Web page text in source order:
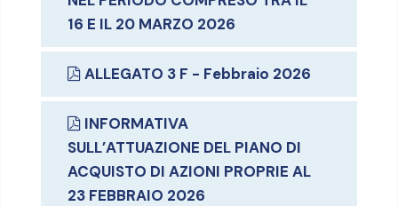
16 E IL 20 MARZO 2026
ALLEGATO 3 F - Febbraio 2026
INFORMATIVA
SULL’ATTUAZIONE DEL PIANO DI
ACQUISTO DI AZIONI PROPRIE AL
23 FEBBRAIO 2026